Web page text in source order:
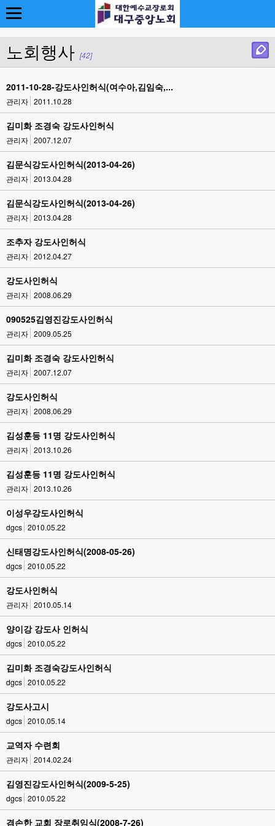
노회행사 [42]
2011-10-28-강도사인허식(여수아,김임숙,...
관리자 2011.10.28
김미화 조경숙 강도사인허식
관리자 2007.12.07
김문식강도사인허식(2013-04-26)
관리자 2013.04.28
김문식강도사인허식(2013-04-26)
관리자 2013.04.28
조추자 강도사인허식
관리자 2012.04.27
강도사인허식
관리자 2008.06.29
090525김영진강도사인허식
관리자 2009.05.25
김미화 조경숙 강도사인허식
관리자 2007.12.07
강도사인허식
관리자 2008.06.29
김성훈등 11명 강도사인허식
관리자 2013.10.26
김성훈등 11명 강도사인허식
관리자 2013.10.26
이성우강도사인허식
dgcs 2010.05.22
신태명강도사인허식(2008-05-26)
dgcs 2010.05.22
강도사인허식
관리자 2010.05.14
양이강 강도사 인허식
dgcs 2010.05.22
김미화 조경숙강도사인허식
dgcs 2010.05.22
강도사고시
dgcs 2010.05.14
교역자 수련회
관리자 2014.02.24
김영진강도사인허식(2009-5-25)
dgcs 2010.05.22
겸손한 교회 장로취임식(2008-7-26)